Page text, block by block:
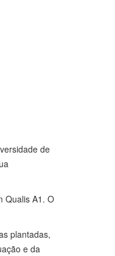
de
Qualis A1. O
plantadas,
e da